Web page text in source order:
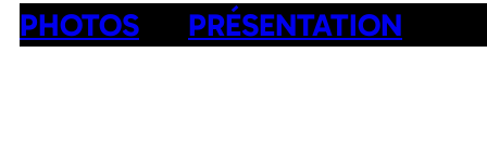
PHOTOS PRÉSENTATION